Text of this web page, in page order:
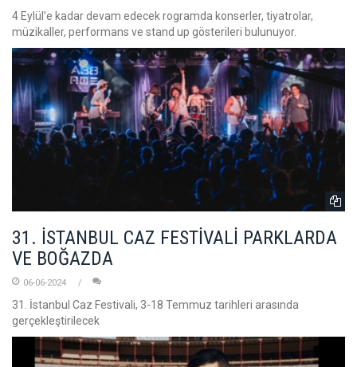
4 Eylül’e kadar devam edecek rogramda konserler, tiyatrolar,
müzikaller, performans ve stand up gösterileri bulunuyor.
31. İSTANBUL CAZ FESTİVALİ PARKLARDA
VE BOĞAZDA
06-06-2024
31. İstanbul Caz Festivali, 3-18 Temmuz tarihleri arasında
gerçekleştirilecek